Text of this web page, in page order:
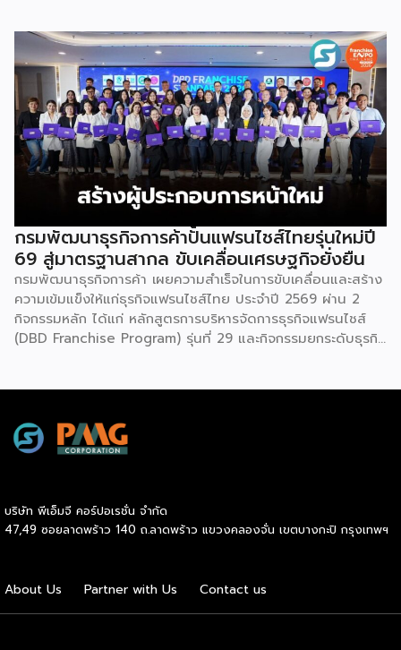
รวมกว่า 250 บูธ บนพื้นที่ 15,000 ตารางเมตร หวังเป็นทาง
เลือกสร้างรายได้เพิ่มและพยุงเศรษฐกิจไทยให้ฟื้นตัว เสิร์ฟครบ
จบในงานด้วยสินเชื่อ และทำเลทองทั่วประเทศ พร้อมเสวนาให้
ความรู้โดยผู้ทรงคุณวุฒิคับคั่ง และกิจกรรมเจรจาจับคู่ธุรกิจทั้งใน
และต่างประเทศ งานจัดต่อเนื่องระหว่างวันที่ 6-9 สิงหาคมนี้ ที่
ฮอลล์ 6-8 อิมแพ็คเมืองทองธานี คาดเม็ดเงินสะพัดในงานราว
220 ล้านบาท นายพูนพงษ์ นัยนาภากรณ์ อธิบดีกรมพัฒนา
ธุรกิจการค้า กระทรวงพาณิชย์ กล่าวว่า งาน ” Franchise Expo
Thailand & Thailand E-Commerce Selection Expo
(TESE 2026) เป็นเวทีแสดงธุรกิจแฟรนไชส์และโซลูชั่นส์แบบครบ
วงจร […]
กรมพัฒนาธุรกิจการค้าปั้นแฟรนไชส์ไทยรุ่นใหม่ปี
69 สู่มาตรฐานสากล ขับเคลื่อนเศรษฐกิจยั่งยืน
กรมพัฒนาธุรกิจการค้า เผยความสำเร็จในการขับเคลื่อนและสร้าง
ความเข้มแข็งให้แก่ธุรกิจแฟรนไชส์ไทย ประจำปี 2569 ผ่าน 2
กิจกรรมหลัก ได้แก่ หลักสูตรการบริหารจัดการธุรกิจแฟรนไชส์
(DBD Franchise Program) รุ่นที่ 29 และกิจกรรมยกระดับธุรกิจ
กรมพัฒนาธุรกิจการค้า กระทรวงพาณิชย์ เปิดเผยภายหลังเป็น
ประธานมอบประกาศนียบัตรแก่ผู้ประกอบการแฟรนไชส์ใน 2
กิจกรรมแรกเป็นการอบรมหลักสูตรการบริหารจัดการธุรกิจแฟรน
ไชส์ (DBD Franchise Program: DBD-FP) รุ่นที่ 29 ซึ่งเป็น
คุณวุฒิจากภาครัฐ ภาคเอกชน และสถาบันการศึกษา ที่มาร่วมบ่ม
เพาะความรู้เชิงปฏิบัติการให้แก่ผู้ประกอบธุรกิจแฟรนไชส์อย่างเข้ม
บริษัท พีเอ็มจี คอร์ปอเรชั่น จำกัด
47,49 ซอยลาดพร้าว 140 ถ.ลาดพร้าว แขวงคลองจั่น เขตบางกะปิ กรุงเทพฯ
About Us Partner with Us Contact us